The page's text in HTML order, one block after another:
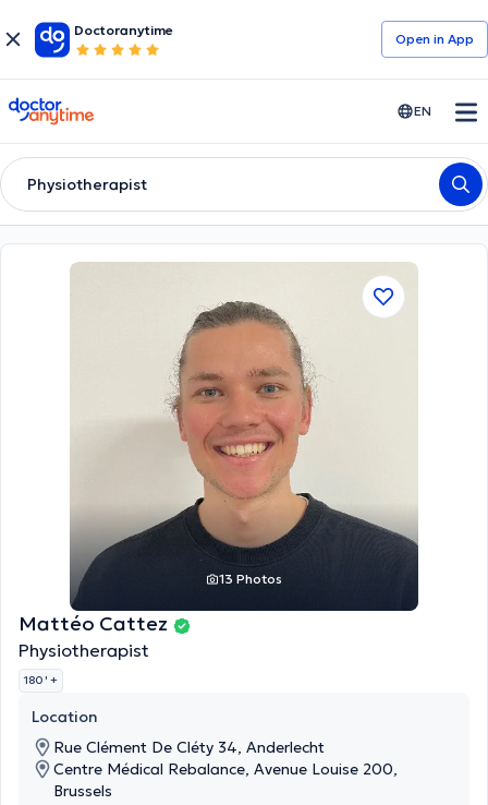
Doctoranytime
Open in Αpp
doctoranytime EN
Physiotherapist
13 Photos
Mattéo Cattez
Physiotherapist
180 ' +
Location
Rue Clément De Cléty 34, Anderlecht
Centre Médical Rebalance, Avenue Louise 200,
Brussels